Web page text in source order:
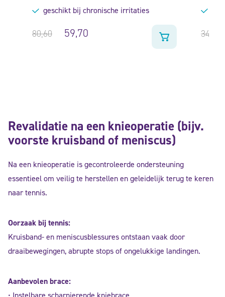
geschikt bij chronische irritaties
80,60 59,70 34,95
Revalidatie na een knieoperatie (bijv.
voorste kruisband of meniscus)
Na een knieoperatie is gecontroleerde ondersteuning
essentieel om veilig te herstellen en geleidelijk terug te keren
naar tennis.
Oorzaak bij tennis:
Kruisband- en meniscusblessures ontstaan vaak door
draaibewegingen, abrupte stops of ongelukkige landingen.
Aanbevolen brace: